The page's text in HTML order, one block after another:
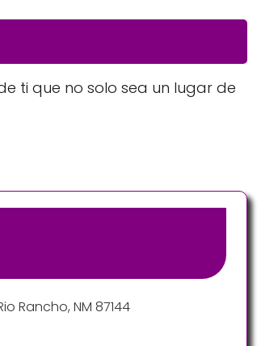
ti que no solo sea un lugar de
Rancho, NM 87144